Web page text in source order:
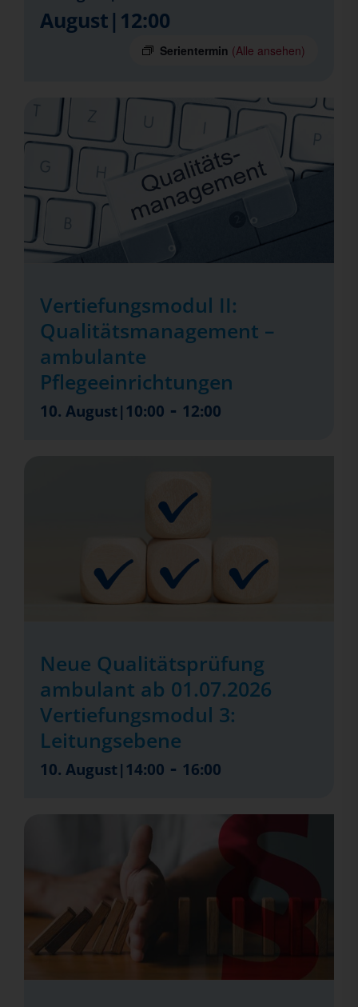
August|12:00
Serientermin (Alle ansehen)
Vertiefungsmodul II:
Qualitätsmanagement –
ambulante
Pflegeeinrichtungen
10. August|10:00 - 12:00
Neue Qualitätsprüfung
ambulant ab 01.07.2026
Vertiefungsmodul 3:
Leitungsebene
10. August|14:00 - 16:00